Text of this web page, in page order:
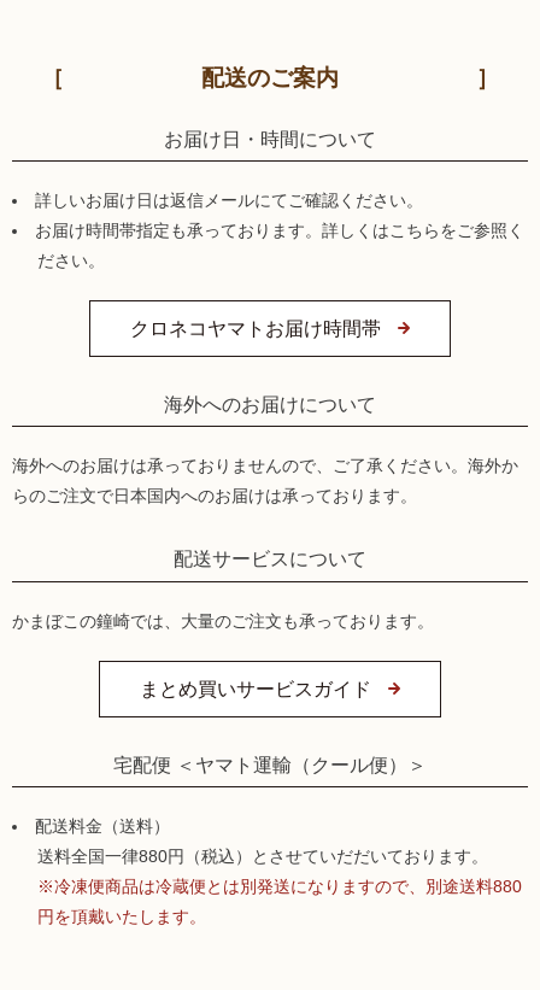
配送のご案内
お届け日・時間について
詳しいお届け日は返信メールにてご確認ください。
お届け時間帯指定も承っております。詳しくはこちらをご参照く
ださい。
クロネコヤマトお届け時間帯
海外へのお届けについて
海外へのお届けは承っておりませんので、ご了承ください。海外か
らのご注文で日本国内へのお届けは承っております。
配送サービスについて
かまぼこの鐘崎では、大量のご注文も承っております。
まとめ買いサービスガイド
宅配便 ＜ヤマト運輸（クール便）＞
配送料金（送料）
送料全国一律880円（税込）とさせていだだいております。
※冷凍便商品は冷蔵便とは別発送になりますので、別途送料880
円を頂戴いたします。